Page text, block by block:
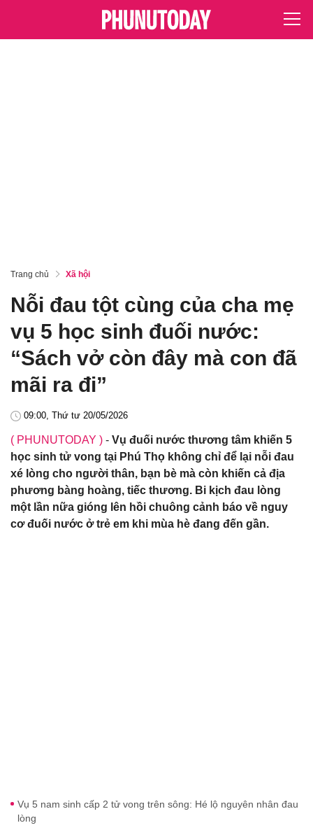
Trang chủ Xã hội
Nỗi đau tột cùng của cha mẹ
vụ 5 học sinh đuối nước:
“Sách vở còn đây mà con đã
mãi ra đi”
09:00, Thứ tư 20/05/2026
( PHUNUTODAY ) - Vụ đuối nước thương tâm khiến 5
học sinh tử vong tại Phú Thọ không chỉ để lại nỗi đau
xé lòng cho người thân, bạn bè mà còn khiến cả địa
phương bàng hoàng, tiếc thương. Bi kịch đau lòng
một lần nữa gióng lên hồi chuông cảnh báo về nguy
cơ đuối nước ở trẻ em khi mùa hè đang đến gần.
Vụ 5 nam sinh cấp 2 tử vong trên sông: Hé lộ nguyên nhân đau
lòng